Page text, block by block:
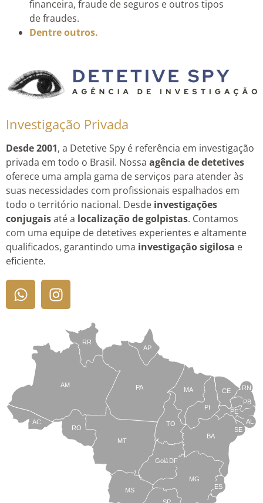
financeira, fraude de seguros e outros tipos
de fraudes.
Dentre outros.
Investigação Privada
Desde 2001, a Detetive Spy é referência em investigação
privada em todo o Brasil. Nossa agência de detetives
oferece uma ampla gama de serviços para atender às
suas necessidades com profissionais espalhados em
todo o território nacional. Desde investigações
conjugaisaté a localização de golpistas. Contamos
com uma equipe de detetives experientes e altamente
qualificados, garantindo uma investigação sigilosa e
eficiente.
TO
BA
SE
PE
AL
RN
CE
PI
MA
AP
PA
RR
AM
AC
RO
MT
MS
Goiás
SP
MG
ES
DF
PB